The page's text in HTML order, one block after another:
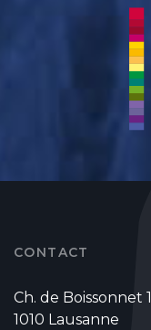
CONTACT
Ch. de Boissonnet 1
1010 Lausanne